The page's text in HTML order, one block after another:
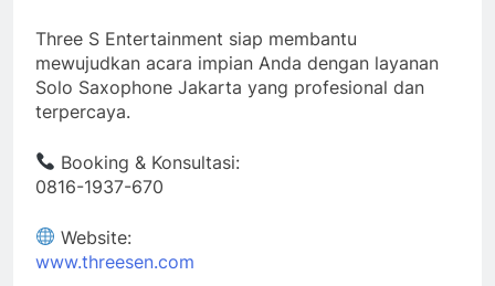
Three S Entertainment siap membantu
mewujudkan acara impian Anda dengan layanan
Solo Saxophone Jakarta yang profesional dan
terpercaya.
Booking & Konsultasi:
0816-1937-670
Website:
www.threesen.com